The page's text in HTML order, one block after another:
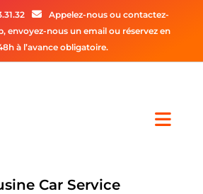
Appelez-nous ou contactez-
envoyez-nous un email ou réservez en
à l’avance obligatoire.
Car Service